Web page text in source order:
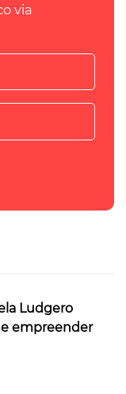
via
Ludgero
empreender